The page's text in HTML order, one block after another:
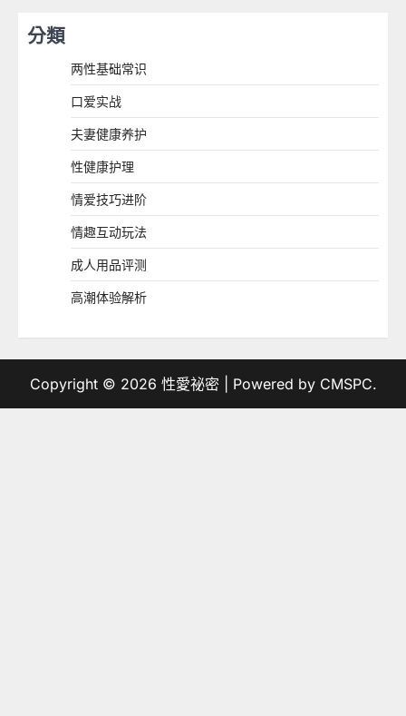
分類
两性基础常识
口爱实战
夫妻健康养护
性健康护理
情爱技巧进阶
情趣互动玩法
成人用品评测
高潮体验解析
Copyright © 2026 性愛祕密 | Powered by CMSPC.